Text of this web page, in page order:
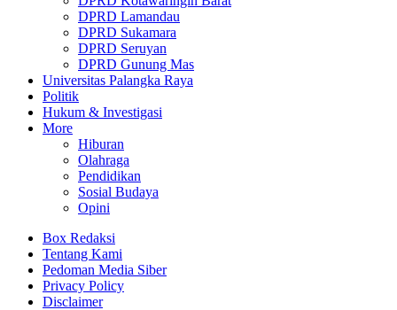
DPRD Lamandau
DPRD Sukamara
DPRD Seruyan
DPRD Gunung Mas
Universitas Palangka Raya
Politik
Hukum & Investigasi
More
Hiburan
Olahraga
Pendidikan
Sosial Budaya
Opini
Box Redaksi
Tentang Kami
Pedoman Media Siber
Privacy Policy
Disclaimer